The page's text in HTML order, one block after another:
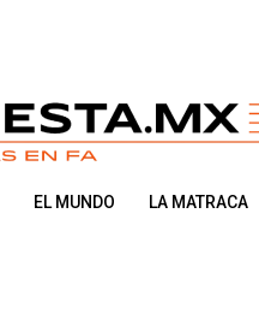
EL MUNDO LA MATRACA